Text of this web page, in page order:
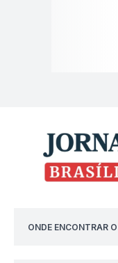
ONDE ENCONTRAR